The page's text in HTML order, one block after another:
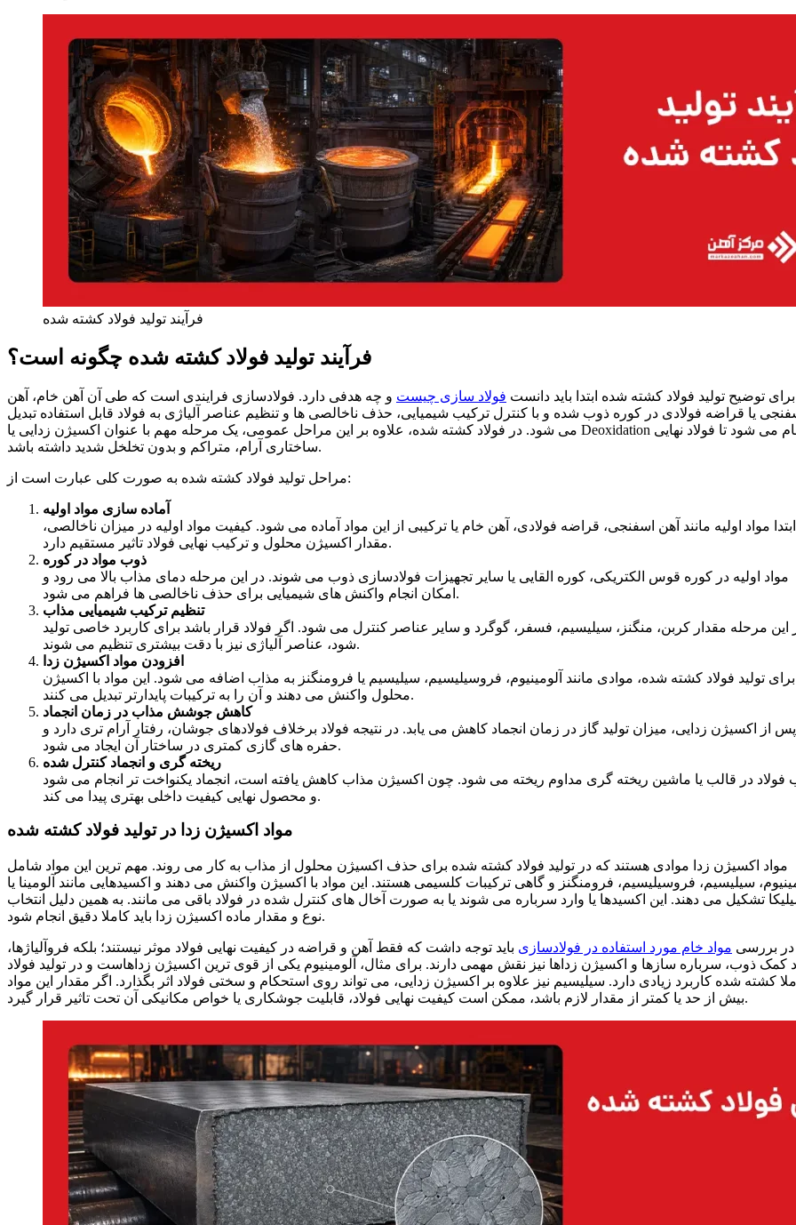
فرآیند تولید فولاد کشته شده
فرآیند تولید فولاد کشته شده چگونه است؟
برای توضیح تولید فولاد کشته شده ابتدا باید دانست فولاد سازی چیست و چه هدفی دارد. فولادسازی فرایندی است که طی آن آهن خام، آهن
یا قراضه فولادی در کوره ذوب شده و با کنترل ترکیب شیمیایی، حذف ناخالصی ها و تنظیم عناصر آلیاژی به فولاد قابل استفاده تبدیل
می شود. در فولاد کشته شده، علاوه بر این مراحل عمومی، یک مرحله مهم با عنوان اکسیژن زدایی یا Deoxidation انجام می شود تا فولاد نهایی
ساختاری آرام، متراکم و بدون تخلخل شدید داشته باشد.
مراحل تولید فولاد کشته شده به صورت کلی عبارت است از:
آماده سازی مواد اولیه
مواد اولیه مانند آهن اسفنجی، قراضه فولادی، آهن خام یا ترکیبی از این مواد آماده می شود. کیفیت مواد اولیه در میزان ناخالصی،
مقدار اکسیژن محلول و ترکیب نهایی فولاد تاثیر مستقیم دارد.
ذوب مواد در کوره
مواد اولیه در کوره قوس الکتریکی، کوره القایی یا سایر تجهیزات فولادسازی ذوب می شوند. در این مرحله دمای مذاب بالا می رود و
امکان انجام واکنش های شیمیایی برای حذف ناخالصی ها فراهم می شود.
تنظیم ترکیب شیمیایی مذاب
این مرحله مقدار کربن، منگنز، سیلیسیم، فسفر، گوگرد و سایر عناصر کنترل می شود. اگر فولاد قرار باشد برای کاربرد خاصی تولید
شود، عناصر آلیاژی نیز با دقت بیشتری تنظیم می شوند.
افزودن مواد اکسیژن زدا
برای تولید فولاد کشته شده، موادی مانند آلومینیوم، فروسیلیسیم، سیلیسیم یا فرومنگنز به مذاب اضافه می شود. این مواد با اکسیژن
محلول واکنش می دهند و آن را به ترکیبات پایدارتر تبدیل می کنند.
کاهش جوشش مذاب در زمان انجماد
پس از اکسیژن زدایی، میزان تولید گاز در زمان انجماد کاهش می یابد. در نتیجه فولاد برخلاف فولادهای جوشان، رفتار آرام تری دارد و
حفره های گازی کمتری در ساختار آن ایجاد می شود.
ریخته گری و انجماد کنترل شده
فولاد در قالب یا ماشین ریخته گری مداوم ریخته می شود. چون اکسیژن مذاب کاهش یافته است، انجماد یکنواخت تر انجام می شود
و محصول نهایی کیفیت داخلی بهتری پیدا می کند.
مواد اکسیژن زدا در تولید فولاد کشته شده
مواد اکسیژن زدا موادی هستند که در تولید فولاد کشته شده برای حذف اکسیژن محلول از مذاب به کار می روند. مهم ترین این مواد شامل
سیلیسیم، فروسیلیسیم، فرومنگنز و گاهی ترکیبات کلسیمی هستند. این مواد با اکسیژن واکنش می دهند و اکسیدهایی مانند آلومینا یا
تشکیل می دهند. این اکسیدها یا وارد سرباره می شوند یا به صورت آخال های کنترل شده در فولاد باقی می مانند. به همین دلیل انتخاب
نوع و مقدار ماده اکسیژن زدا باید کاملا دقیق انجام شود.
در بررسی مواد خام مورد استفاده در فولادسازی باید توجه داشت که فقط آهن و قراضه در کیفیت نهایی فولاد موثر نیستند؛ بلکه فروآلیاژها،
کمک ذوب، سرباره سازها و اکسیژن زداها نیز نقش مهمی دارند. برای مثال، آلومینیوم یکی از قوی ترین اکسیژن زداهاست و در تولید فولاد
کشته شده کاربرد زیادی دارد. سیلیسیم نیز علاوه بر اکسیژن زدایی، می تواند روی استحکام و سختی فولاد اثر بگذارد. اگر مقدار این مواد
بیش از حد یا کمتر از مقدار لازم باشد، ممکن است کیفیت نهایی فولاد، قابلیت جوشکاری یا خواص مکانیکی آن تحت تاثیر قرار گیرد.